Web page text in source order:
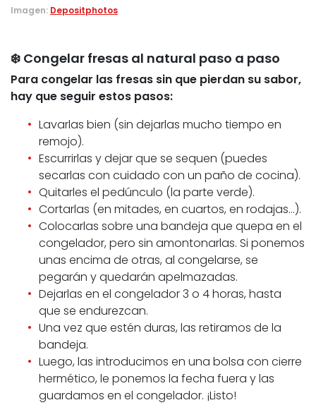
Imagen: Depositphotos
❄️ Congelar fresas al natural paso a paso
Para congelar las fresas sin que pierdan su sabor,
hay que seguir estos pasos:
Lavarlas bien (sin dejarlas mucho tiempo en
remojo).
Escurrirlas y dejar que se sequen (puedes
secarlas con cuidado con un paño de cocina).
Quitarles el pedúnculo (la parte verde).
Cortarlas (en mitades, en cuartos, en rodajas…).
Colocarlas sobre una bandeja que quepa en el
congelador, pero sin amontonarlas. Si ponemos
unas encima de otras, al congelarse, se
pegarán y quedarán apelmazadas.
Dejarlas en el congelador 3 o 4 horas, hasta
que se endurezcan.
Una vez que estén duras, las retiramos de la
bandeja.
Luego, las introducimos en una bolsa con cierre
hermético, le ponemos la fecha fuera y las
guardamos en el congelador. ¡Listo!